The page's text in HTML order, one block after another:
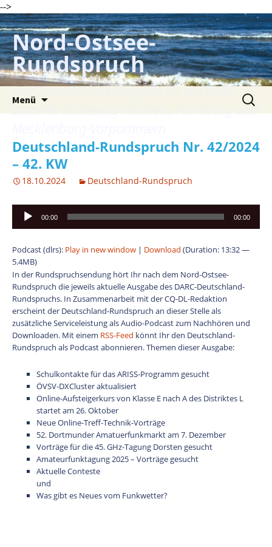
-->
Zum
Inhalt
springen
Nord-Ostsee-
Rundspruch
Das Amateurfunkmagazin für die DARC-
Distrikte Schleswig-Holstein, Hamburg und
Menü
Suchen
nach:
Deutschland-Rundspruch Nr. 42/2024
– 42. KW
18.10.2024 Deutschland-Rundspruch
Audio-
Player
00:00 00:00
Podcast (dlrs): Play in new window | Download (Duration: 13:32 —
5.4MB)
In der Rundspruchsendung hört Ihr nach dem Nord-Ostsee-
Rundspruch die jeweils aktuelle Ausgabe des DARC-Deutschland-
Rundspruchs. In Zusammenarbeit mit der CQ-DL-Redaktion
erscheint der Deutschland-Rundspruch an dieser Stelle als
zusätzliche Serviceleistung als Audio-Podcast zum Nachhören und
Downloaden. Mit einem RSS-Feed könnt Ihr den Deutschland-
Rundspruch als Podcast abonnieren. Themen dieser Ausgabe:
Schulkontakte für das ARISS-Programm gesucht
ÖVSV-DXCluster aktualisiert
Online-Aufsteigerkurs von Klasse E nach A des Distriktes L
startet am 26. Oktober
Neue Online-Treff-Technik-Vorträge
52. Dortmunder Amatuerfunkmarkt am 7. Dezember
Vorträge für die 45. GHz-Tagung Dorsten gesucht
Amateurfunktagung 2025 – Vorträge gesucht
Aktuelle Conteste
und
Was gibt es Neues vom Funkwetter?